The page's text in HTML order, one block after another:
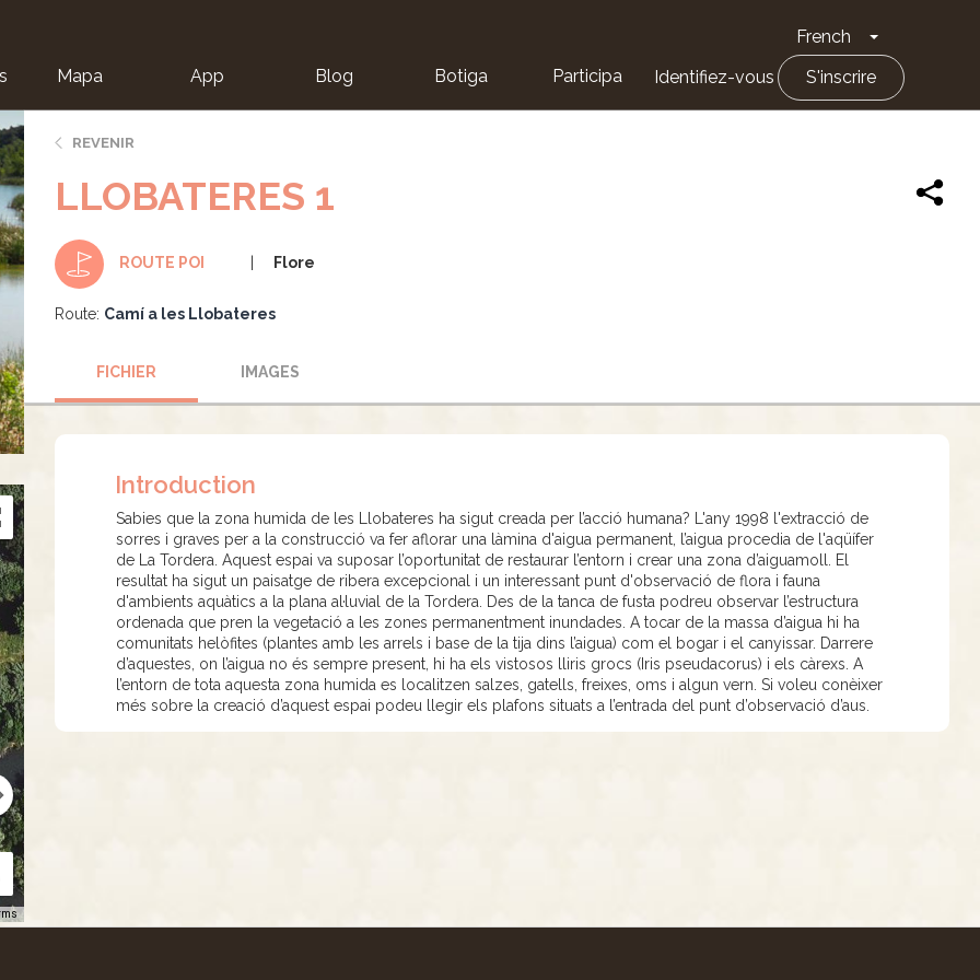
French Toggle
Mapa App Blog Botiga Participa Identifiez-vous S'inscrire
REVENIR
LLOBATERES 1
ROUTE POI Flore
Route: Camí a les Llobateres
FICHIER IMAGES
Introduction
Sabies que la zona humida de les Llobateres ha sigut creada per l’acció humana? L'any 1998 l'extracció de
sorres i graves per a la construcció va fer aflorar una làmina d'aigua permanent, l’aigua procedia de l'aqüífer
de La Tordera. Aquest espai va suposar l’oportunitat de restaurar l’entorn i crear una zona d’aiguamoll. El
resultat ha sigut un paisatge de ribera excepcional i un interessant punt d'observació de flora i fauna
d'ambients aquàtics a la plana al·luvial de la Tordera. Des de la tanca de fusta podreu observar l’estructura
ordenada que pren la vegetació a les zones permanentment inundades. A tocar de la massa d’aigua hi ha
comunitats helòfites (plantes amb les arrels i base de la tija dins l’aigua) com el bogar i el canyissar. Darrere
d’aquestes, on l’aigua no és sempre present, hi ha els vistosos lliris grocs (Iris pseudacorus) i els càrexs. A
l’entorn de tota aquesta zona humida es localitzen salzes, gatells, freixes, oms i algun vern. Si voleu conèixer
més sobre la creació d’aquest espai podeu llegir els plafons situats a l’entrada del punt d’observació d’aus.